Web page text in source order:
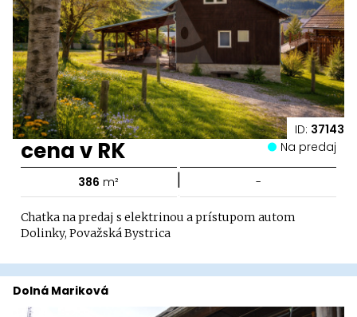
ID: 37143
cena v RK Na predaj
386 m² | -
Chatka na predaj s elektrinou a prístupom autom
Dolinky, Považská Bystrica
Dolná Mariková